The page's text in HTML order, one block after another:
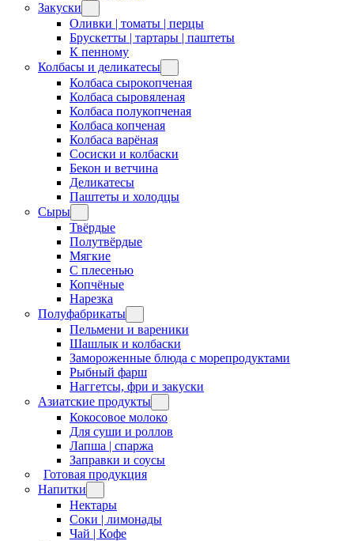
Закуски
Оливки | томаты | перцы
Брускетты | тартары | паштеты
К пенному
Колбасы и деликатесы
Колбаса сырокопченая
Колбаса сыровяленая
Колбаса полукопченая
Колбаса копченая
Колбаса варёная
Сосиски и колбаски
Бекон и ветчина
Деликатесы
Паштеты и холодцы
Сыры
Твёрдые
Полутвёрдые
Мягкие
С плесенью
Копчёные
Нарезка
Полуфабрикаты
Пельмени и вареники
Шашлык и колбаски
Замороженные блюда с морепродуктами
Рыбный фарш
Наггетсы, фри и закуски
Азиатские продукты
Кокосовое молоко
Для суши и роллов
Лапша | спаржа
Заправки и соусы
Готовая продукция
Напитки
Нектары
Соки | лимонады
Чай | Кофе